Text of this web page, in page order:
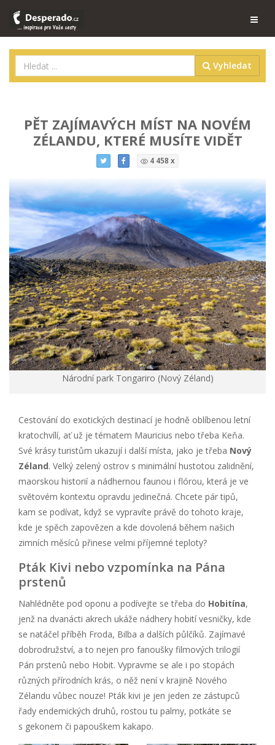
Vyhledat
PĚT ZAJÍMAVÝCH MÍST NA NOVÉM
ZÉLANDU, KTERÉ MUSÍTE VIDĚT
4 458 x
Národní park Tongariro (Nový Zéland)
Cestování do exotických destinací je hodně oblíbenou letní
kratochvílí, ať už je tématem Mauricius nebo třeba Keňa.
Své krásy turistům ukazují i další místa, jako je třeba Nový
Zéland. Velký zelený ostrov s minimální hustotou zalidnění,
maorskou historií a nádhernou faunou i flórou, která je ve
světovém kontextu opravdu jedinečná. Chcete pár tipů,
kam se podívat, když se vypravíte právě do tohoto kraje,
kde je spěch zapovězen a kde dovolená během našich
zimních měsíců přinese velmi příjemné teploty?
Pták Kivi nebo vzpomínka na Pána
prstenů
Nahlédněte pod oponu a podívejte se třeba do Hobitína,
jenž na dvanácti akrech ukáže nádhery hobití vesničky, kde
se natáčel příběh Froda, Bilba a dalších půlčíků. Zajímavé
dobrodružství, a to nejen pro fanoušky filmových trilogií
Pán prstenů nebo Hobit. Vypravme se ale i po stopách
různých přírodních krás, o něž není v krajině Nového
Zélandu vůbec nouze! Pták kivi je jen jeden ze zástupců
řady endemických druhů, rostou tu palmy, potkáte se
s gekonem či papouškem kakapo.